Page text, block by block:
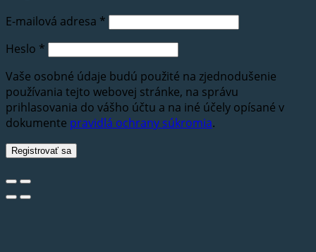
E-mailová adresa *
Heslo *
Vaše osobné údaje budú použité na zjednodušenie
používania tejto webovej stránke, na správu
prihlasovania do vášho účtu a na iné účely opísané v
dokumente pravidlá ochrany súkromia.
Registrovať sa